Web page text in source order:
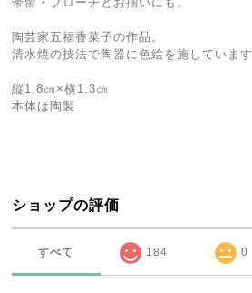
陶芸家五福香菜子の作品。
清水焼の技法で陶器に色絵を施しています
縦1.8㎝×横1.3㎝
本体は陶製
ショップの評価
すべて 184 0